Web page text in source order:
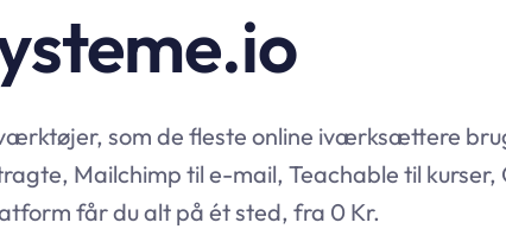
som de fleste online iværksættere
Mailchimp til e-mail, Teachable til kurser,
får du alt på ét sted, fra 0 Kr.